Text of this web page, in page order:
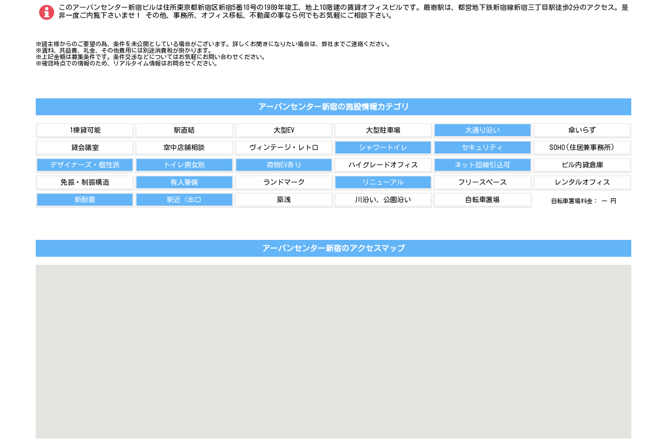
このアーバンセンター新宿ビルは住所東京都新宿区新宿5番10号の1989年竣工、地上10階建の賃貸オフィスビルです。最寄駅は、都営地下鉄新宿線新宿三丁目駅徒歩2分のアクセス。是
非一度ご内覧下さいませ！ その他、事務所、オフィス移転、不動産の事なら何でもお気軽にご相談下さい。
※貸主様からのご要望の為、条件を未公開としている場合がございます。詳しくお聞きになりたい場合は、弊社までご連絡ください。
※賃料、共益費、礼金、その他費用には別途消費税が掛かります。
※上記金額は募集条件です。条件交渉などについてはお気軽にお問い合わせください。
※確認時点での情報のため、リアルタイム情報はお問合せください。
アーバンセンター新宿の施設情報カテゴリ
1棟貸可能 駅直結 大型EV 大型駐車場 大通り沿い 傘いらず
貸会議室 空中店舗相談 ヴィンテージ・レトロ シャワートイレ セキュリティ SOHO(住居兼事務所)
デザイナーズ・個性派 トイレ男女別 荷物EVあり ハイグレードオフィス ネット回線引込可 ビル内貸倉庫
免振・制振構造 有人警備 ランドマーク リニューアル フリースペース レンタルオフィス
新耐震 駅近（出口 築浅 川沿い、公園沿い 自転車置場 自転車置場料金： ー 円
アーバンセンター新宿のアクセスマップ